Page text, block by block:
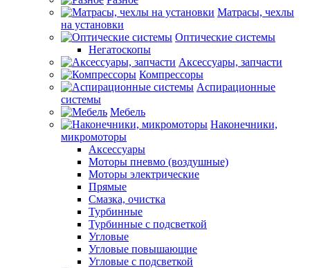
Матрасы, чехлы
на установки
Оптические системы
Негатоскопы
Аксессуары, запчасти
Компрессоры
Аспирационные
системы
Мебель
Наконечники,
микромоторы
Аксессуары
Моторы пневмо (воздушные)
Моторы электрические
Прямые
Смазка, очистка
Турбинные
Турбинные с подсветкой
Угловые
Угловые повышающие
Угловые с подсветкой